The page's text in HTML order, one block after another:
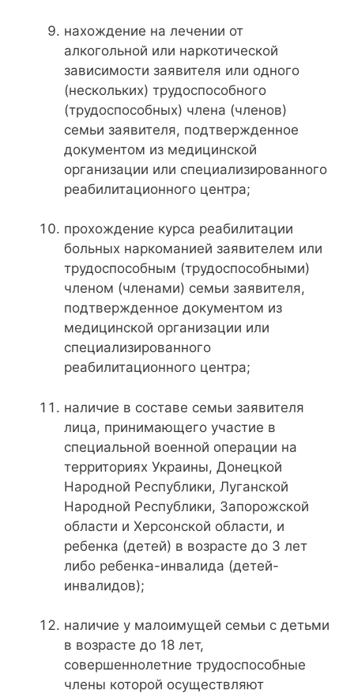
нахождение на лечении от
алкогольной или наркотической
зависимости заявителя или одного
(нескольких) трудоспособного
(трудоспособных) члена (членов)
семьи заявителя, подтвержденное
документом из медицинской
организации или специализированного
реабилитационного центра;
прохождение курса реабилитации
больных наркоманией заявителем или
трудоспособным (трудоспособными)
членом (членами) семьи заявителя,
подтвержденное документом из
медицинской организации или
специализированного
реабилитационного центра;
наличие в составе семьи заявителя
лица, принимающего участие в
специальной военной операции на
территориях Украины, Донецкой
Народной Республики, Луганской
Народной Республики, Запорожской
области и Херсонской области, и
ребенка (детей) в возрасте до 3 лет
либо ребенка-инвалида (детей-
инвалидов);
наличие у малоимущей семьи с детьми
в возрасте до 18 лет,
совершеннолетние трудоспособные
члены которой осуществляют